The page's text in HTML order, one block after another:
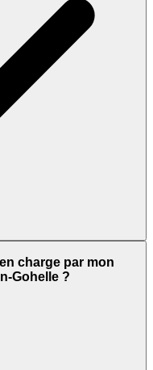
charge par mon
Gohelle ?